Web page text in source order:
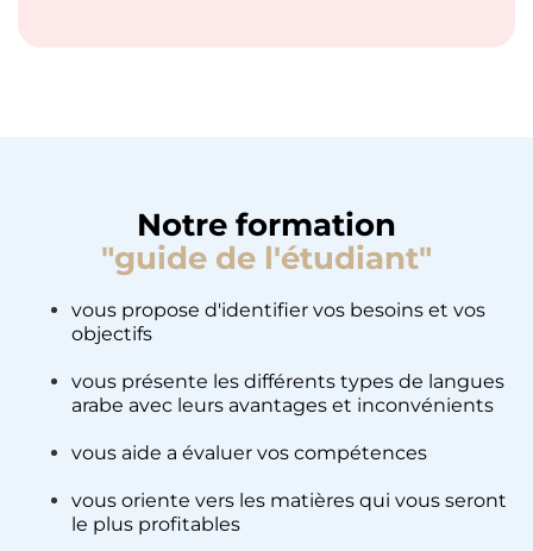
Notre formation
"guide de l'étudiant"
vous propose d'identifier vos besoins et vos
objectifs
vous présente les différents types de langues
arabe avec leurs avantages et inconvénients
vous aide a évaluer vos compétences
vous oriente vers les matières qui vous seront
le plus profitables